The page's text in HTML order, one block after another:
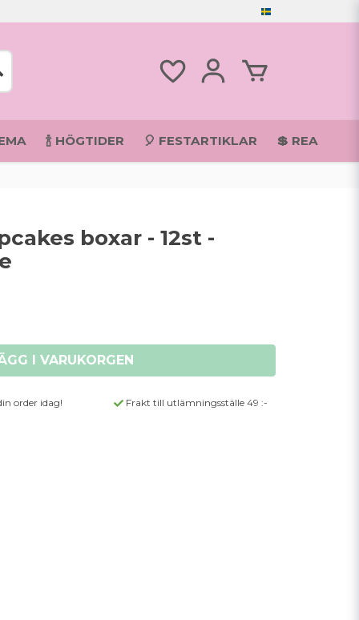
🍾 HÖGTIDER 🎈 FESTARTIKLAR 💲 REA
boxar - 12st -
I VARUKORGEN
order idag!
Frakt till utlämningsställe 49 :-